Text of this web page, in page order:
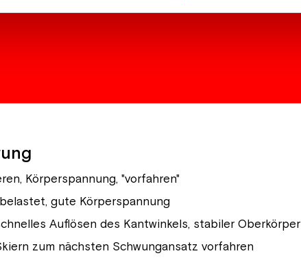
Körperspannung, "vorfahren"
gute Körperspannung
Auflösen des Kantwinkels, stabiler Oberkörper
zum nächsten Schwungansatz vorfahren